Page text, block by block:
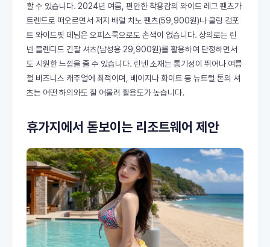
할 수 있습니다. 2024년 여름, 편안한 착용감의 와이드 레그 팬츠가
트렌드로 떠오르면서 저지 배럴 치노 팬츠(59,900원)나 쿨링 컴포
트 와이드핏 데님은 오피스룩으로도 손색이 없습니다. 상의로는 린
넨 블렌디드 긴팔 셔츠(남성용 29,900원)를 활용하여 단정하면서
도 시원한 느낌을 줄 수 있습니다. 린넨 소재는 통기성이 뛰어나 여름
철 비즈니스 캐주얼에 최적이며, 베이지나 화이트 등 뉴트럴 톤의 셔
츠는 어떤 하의와도 잘 어울려 활용도가 높습니다.
휴가지에서 돋보이는 리조트웨어 제안